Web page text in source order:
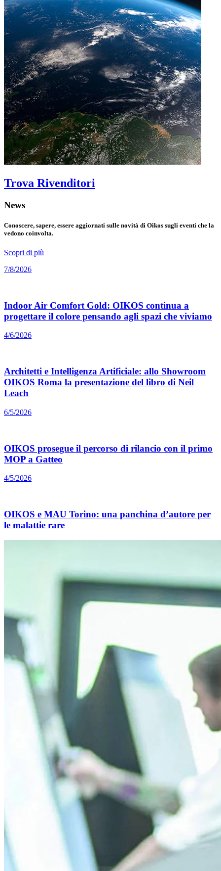
Trova Rivenditori
News
Conoscere, sapere, essere aggiornati sulle novità di Oikos sugli eventi che la
vedono coinvolta.
Scopri di più
7/8/2026
Indoor Air Comfort Gold: OIKOS continua a
progettare il colore pensando agli spazi che viviamo
4/6/2026
Architetti e Intelligenza Artificiale: allo Showroom
OIKOS Roma la presentazione del libro di Neil
Leach
6/5/2026
OIKOS prosegue il percorso di rilancio con il primo
MOP a Gatteo
4/5/2026
OIKOS e MAU Torino: una panchina d’autore per
le malattie rare